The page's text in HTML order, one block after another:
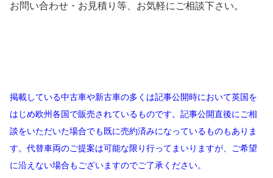
お問い合わせ・お見積り等、お気軽にご相談下さい。
掲載している中古車や新古車の多くは記事公開時において英国を
はじめ欧州各国で販売されているものです。記事公開直後にご相
談をいただいた場合でも既に売約済みになっているものもありま
す。代替車両のご提案は可能な限り行ってまいりますが、ご希望
に沿えない場合もございますのでご了承ください。